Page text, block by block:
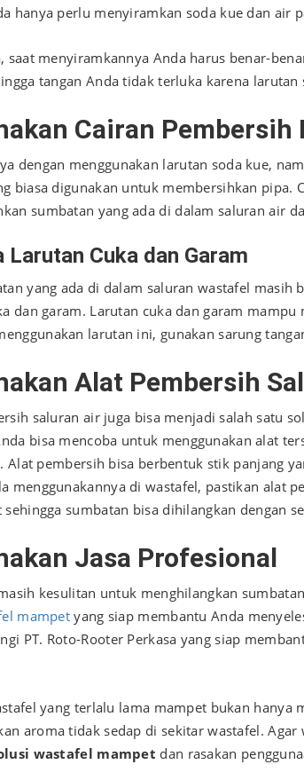
hanya perlu menyiramkan soda kue dan air
saat menyiramkannya Anda harus benar-
tangan Anda tidak terluka karena
Cairan Pembersih
dengan menggunakan larutan soda kue,
biasa digunakan untuk membersihkan pipa.
sumbatan yang ada di dalam saluran air
Larutan Cuka dan Garam
yang ada di dalam saluran wastafel
dan garam. Larutan cuka dan garam
larutan ini, gunakan sarung
Alat Pembersih
saluran air juga bisa menjadi salah satu
bisa mencoba untuk menggunakan alat
Alat pembersih bisa berbentuk stik panjang
menggunakannya di wastafel, pastikan alat
sehingga sumbatan bisa dihilangkan dengan
Jasa Profesional
kesulitan untuk menghilangkan
mampet yang siap membantu Anda
PT. Roto-Rooter Perkasa yang siap
yang terlalu lama mampet bukan hanya
aroma tidak sedap di sekitar wastafel.
wastafel mampet dan rasakan